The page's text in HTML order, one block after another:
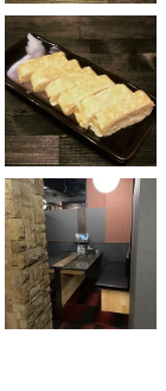
ご予約はこちら